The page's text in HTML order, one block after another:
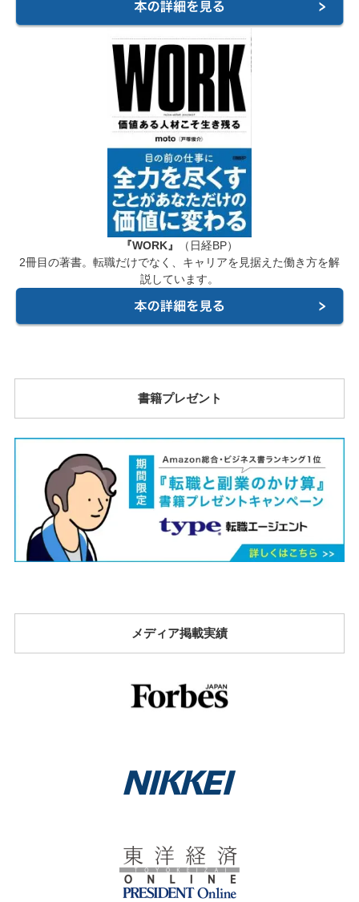
『WORK』
（日経BP）
2冊目の著書。転職だけでなく、キャリアを見据えた働き方を解
説しています。
書籍プレゼント
メディア掲載実績